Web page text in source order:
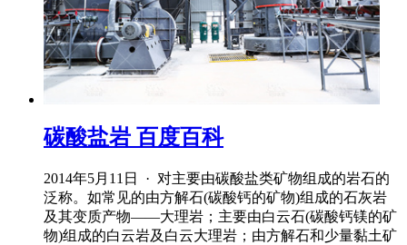
碳酸盐岩 百度百科
2014年5月11日 · 对主要由碳酸盐类矿物组成的岩石的
泛称。如常见的由方解石(碳酸钙的矿物)组成的石灰岩
及其变质产物——大理岩；主要由白云石(碳酸钙镁的矿
物)组成的白云岩及白云大理岩；由方解石和少量黏土矿